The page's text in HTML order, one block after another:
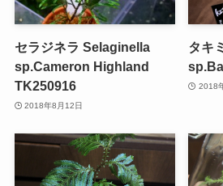
セラジネラ Selaginella
sp.Cameron Highland
TK250916
2018年8月12日
タキ
2018